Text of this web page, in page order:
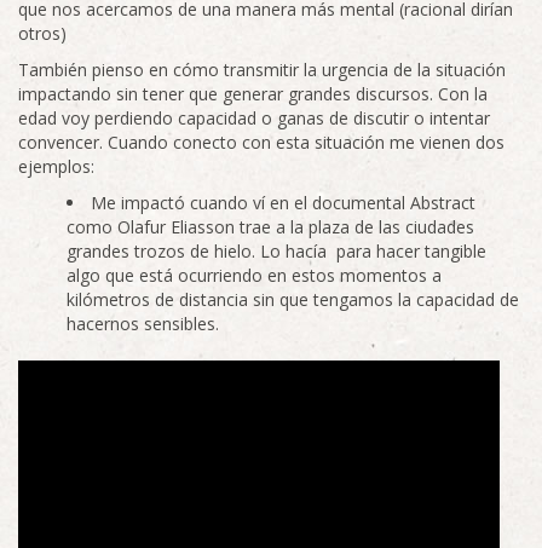
que nos acercamos de una manera más mental (racional dirían
otros)
También pienso en cómo transmitir la urgencia de la situación
impactando sin tener que generar grandes discursos. Con la
edad voy perdiendo capacidad o ganas de discutir o intentar
convencer. Cuando conecto con esta situación me vienen dos
ejemplos:
Me impactó cuando ví en el documental Abstract
como Olafur Eliasson trae a la plaza de las ciudades
grandes trozos de hielo. Lo hacía para hacer tangible
algo que está ocurriendo en estos momentos a
kilómetros de distancia sin que tengamos la capacidad de
hacernos sensibles.